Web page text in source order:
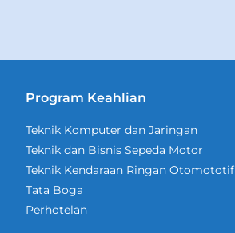
Program Keahlian
Teknik Komputer dan Jaringan
Teknik dan Bisnis Sepeda Motor
Teknik Kendaraan Ringan Otomototif
Tata Boga
Perhotelan